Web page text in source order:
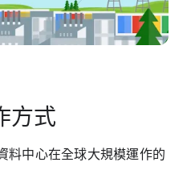
方式
料​中心​在​全球​大規模​運作​的​